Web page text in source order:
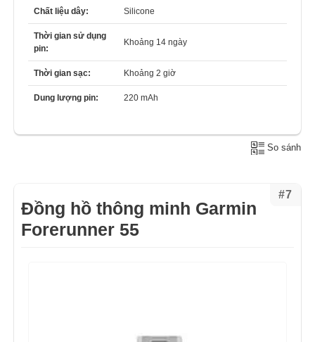
Chất liệu dây: Silicone
Thời gian sử dụng
pin:
Khoảng 14 ngày
Thời gian sạc: Khoảng 2 giờ
Dung lượng pin: 220 mAh
So sánh
#7
Đồng hồ thông minh Garmin
Forerunner 55